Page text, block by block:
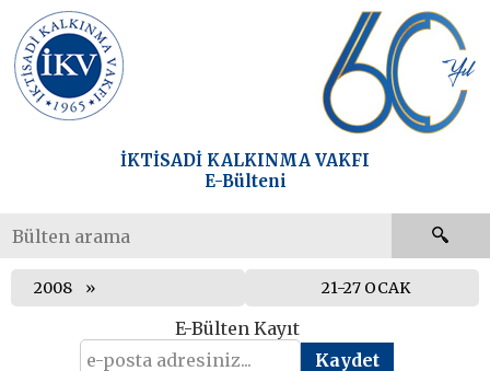
İKTİSADİ KALKINMA VAKFI
E-Bülteni
2008 21-27 OCAK
E-Bülten Kayıt